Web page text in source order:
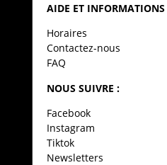
AIDE ET INFORMATIONS
Horaires
Contactez-nous
FAQ
NOUS SUIVRE :
Facebook
Instagram
Tiktok
Newsletters